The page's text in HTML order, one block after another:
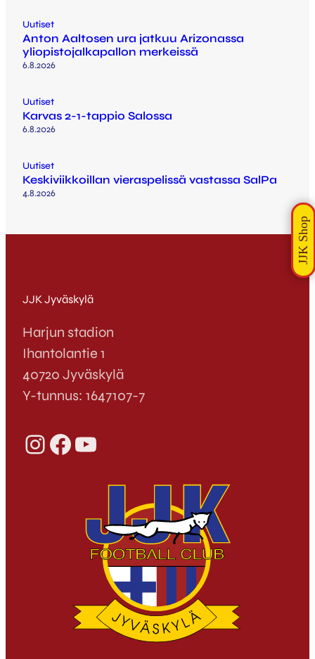
Uutiset
Anton Aaltosen ura jatkuu Arizonassa
yliopistojalkapallon merkeissä
6.8.2026
Uutiset
Karvas 2-1-tappio Salossa
6.8.2026
Uutiset
Keskiviikkoillan vieraspelissä vastassa SalPa
4.8.2026
JJK Jyväskylä
Harjun stadion
Ihantolantie 1
40720 Jyväskylä
Y-tunnus: 1647107-7
InstagramFacebook YouTube